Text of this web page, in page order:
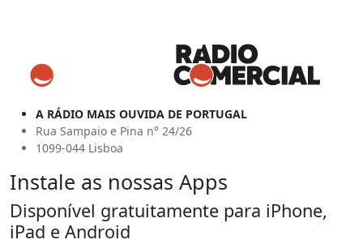
A RÁDIO MAIS OUVIDA DE PORTUGAL
Rua Sampaio e Pina n° 24/26
1099-044 Lisboa
Instale as nossas Apps
Disponível gratuitamente para iPhone,
iPad e Android